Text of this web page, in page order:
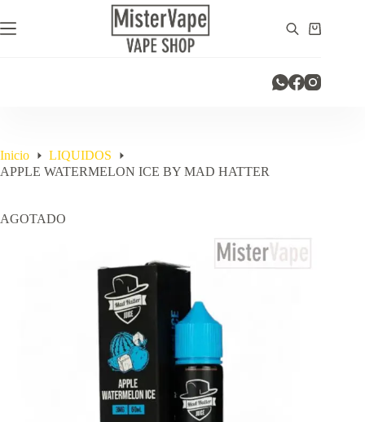
al
contenido
Carro
Inicio
LIQUIDOS
APPLE WATERMELON ICE BY MAD HATTER
AGOTADO